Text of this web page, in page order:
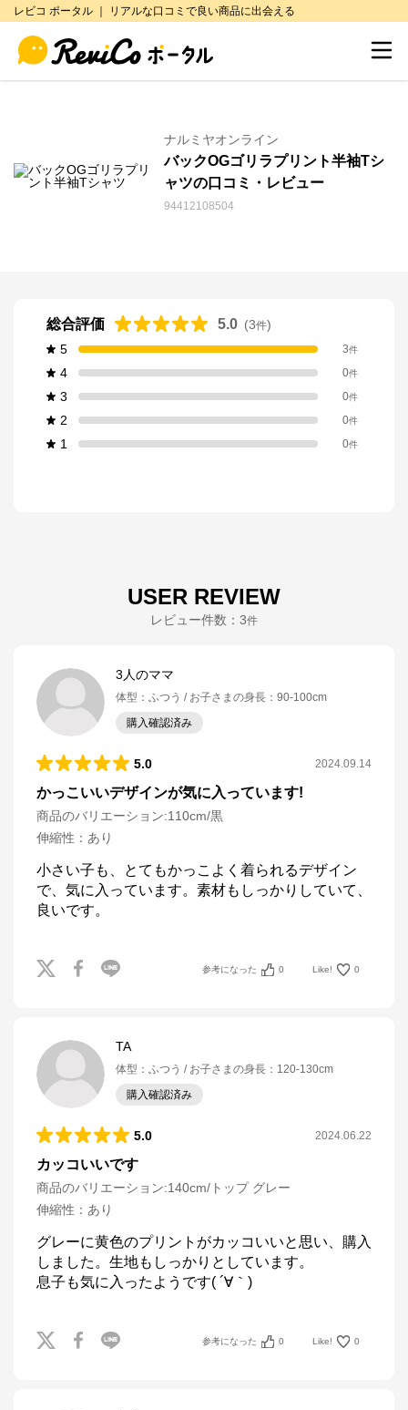
レビコ ポータル ｜ リアルな口コミで良い商品に出会える
ナルミヤオンライン
バックOGゴリラプリント半袖Tシ
ャツの口コミ・レビュー
94412108504
総合評価 5.0 (3件)
5
3件
4 0件
3 0件
2 0件
1 0件
USER REVIEW
レビュー件数： 3件
3人のママ
体型 ： ふつう お子さまの身長 ： 90-100cm
購入確認済み
5.0 2024.09.14
かっこいいデザインが気に入っています!
商品のバリエーション:110cm/黒
伸縮性 ： あり
小さい子も、とてもかっこよく着られるデザイン
で、気に入っています。素材もしっかりしていて、
良いです。
参考になった 0 Like! 0
TA
体型 ： ふつう お子さまの身長 ： 120-130cm
購入確認済み
5.0 2024.06.22
カッコいいです
商品のバリエーション:140cm/トップ グレー
伸縮性 ： あり
グレーに黄色のプリントがカッコいいと思い、購入
しました。生地もしっかりとしています。
息子も気に入ったようです( ´∀｀)
参考になった 0 Like! 0